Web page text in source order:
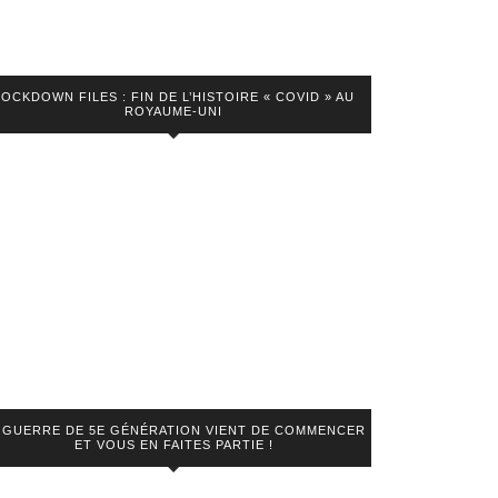
FILES : FIN DE L’HISTOIRE « COVID » AU
ROYAUME-UNI
GUERRE DE 5E GÉNÉRATION VIENT DE COMMENCER
ET VOUS EN FAITES PARTIE !